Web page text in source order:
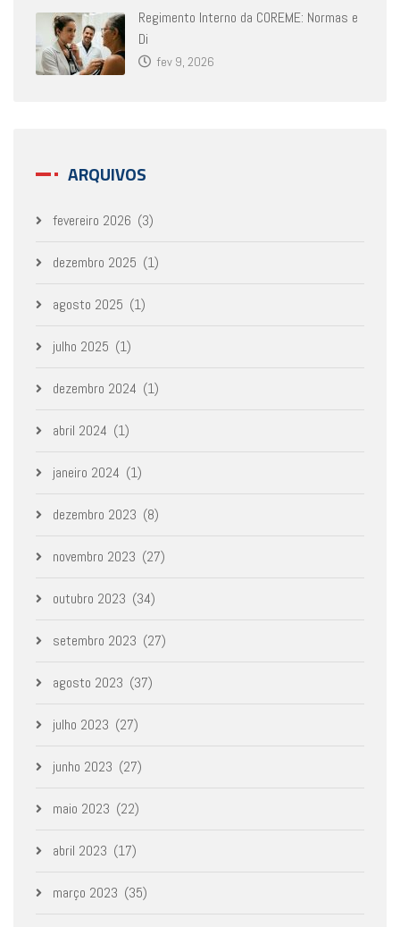
Regimento Interno da COREME: Normas e
Di
fev 9, 2026
ARQUIVOS
fevereiro 2026 (3)
dezembro 2025 (1)
agosto 2025 (1)
julho 2025 (1)
dezembro 2024 (1)
abril 2024 (1)
janeiro 2024 (1)
dezembro 2023 (8)
novembro 2023 (27)
outubro 2023 (34)
setembro 2023 (27)
agosto 2023 (37)
julho 2023 (27)
junho 2023 (27)
maio 2023 (22)
abril 2023 (17)
março 2023 (35)